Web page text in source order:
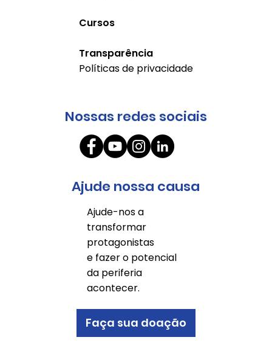
Nossas redes sociais
Ajude nossa causa
Ajude-nos a
transformar
protagonistas
e fazer o potencial
da periferia
acontecer.
Faça sua doação
Cursos
Transparência
Políticas de privacidade